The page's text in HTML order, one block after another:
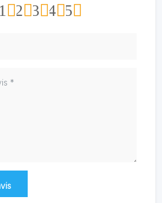
5
4
3
2
1